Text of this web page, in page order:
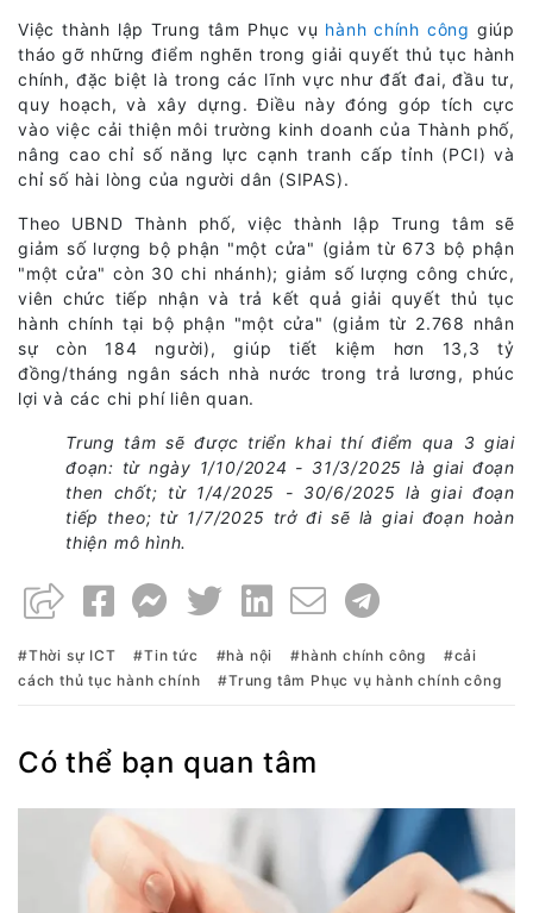
Việc thành lập Trung tâm Phục vụ hành chính công giúp
tháo gỡ những điểm nghẽn trong giải quyết thủ tục hành
chính, đặc biệt là trong các lĩnh vực như đất đai, đầu tư,
quy hoạch, và xây dựng. Điều này đóng góp tích cực
vào việc cải thiện môi trường kinh doanh của Thành phố,
nâng cao chỉ số năng lực cạnh tranh cấp tỉnh (PCI) và
chỉ số hài lòng của người dân (SIPAS).
Theo UBND Thành phố, việc thành lập Trung tâm sẽ
giảm số lượng bộ phận "một cửa" (giảm từ 673 bộ phận
"một cửa" còn 30 chi nhánh); giảm số lượng công chức,
viên chức tiếp nhận và trả kết quả giải quyết thủ tục
hành chính tại bộ phận "một cửa" (giảm từ 2.768 nhân
sự còn 184 người), giúp tiết kiệm hơn 13,3 tỷ
đồng/tháng ngân sách nhà nước trong trả lương, phúc
lợi và các chi phí liên quan.
Trung tâm sẽ được triển khai thí điểm qua 3 giai
đoạn: từ ngày 1/10/2024 - 31/3/2025 là giai đoạn
then chốt; từ 1/4/2025 - 30/6/2025 là giai đoạn
tiếp theo; từ 1/7/2025 trở đi sẽ là giai đoạn hoàn
thiện mô hình.
Thời sự ICT Tin tức hà nội hành chính công
cải
cách thủ tục hành chính
Trung tâm Phục vụ hành chính công
Có thể bạn quan tâm